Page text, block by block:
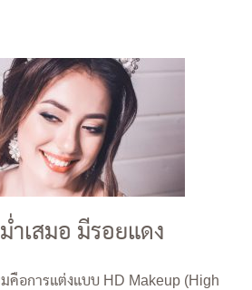
ำเสมอ มีรอยแดง
คือการแต่งแบบ HD Makeup (High